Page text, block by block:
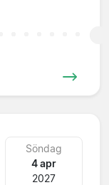
Söndag
4 apr
2027